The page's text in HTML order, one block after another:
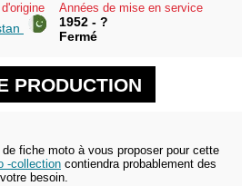
Années de mise en service
1952 - ?
Fermé
PRODUCTION
fiche moto à vous proposer pour cette
-collection contiendra probablement des
besoin.